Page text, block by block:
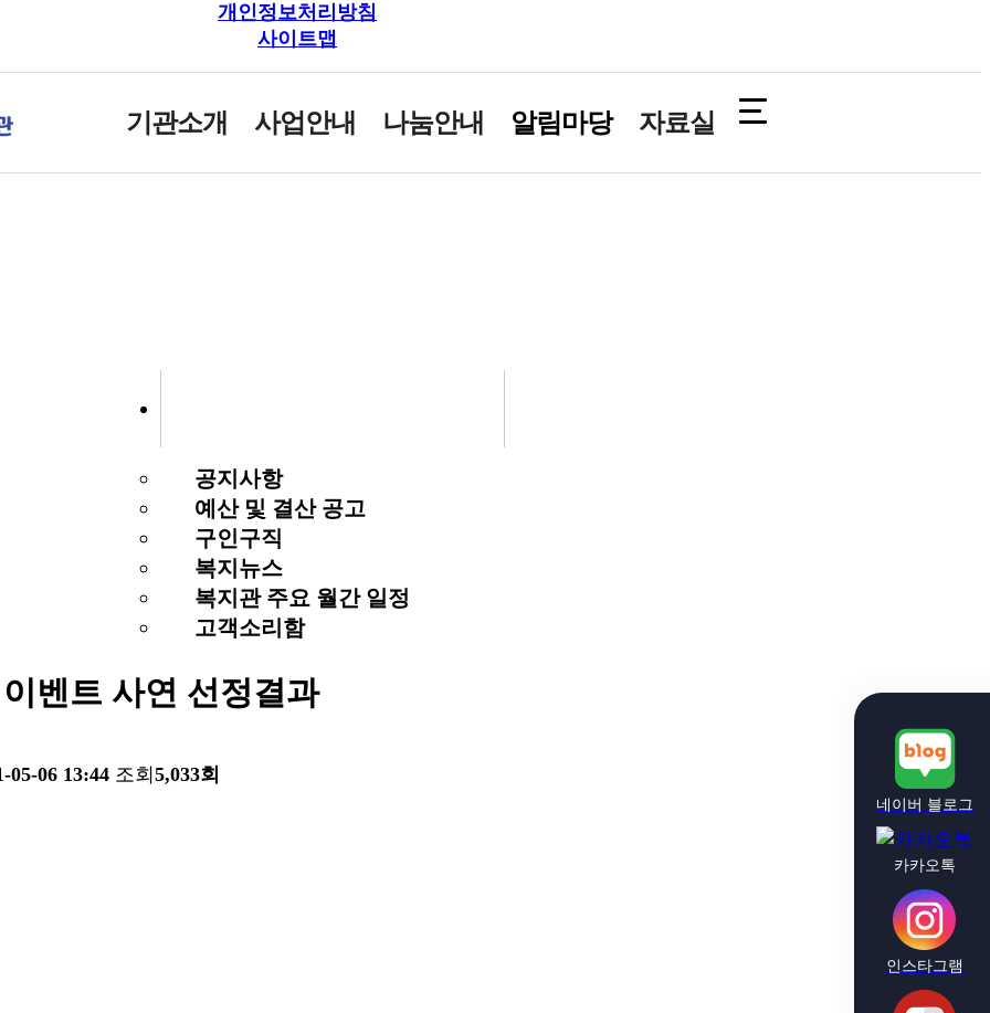
개인정보처리방침
사이트맵
기관소개 사업안내 나눔안내 알림마당 자료실
네이버 블로그
카카오톡
인스타그램
공지사항
예산 및 결산 공고
구인구직
복지뉴스
복지관 주요 월간 일정
고객소리함
벤트 사연 선정결과
05-06 13:44 조회 5,033회